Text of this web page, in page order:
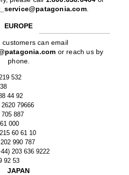
.
EUROPE
customers can email
or reach us by
phone.
532
44 92
79666
887
000
60 61 10
990 787
203 636 9222
92 53
JAPAN